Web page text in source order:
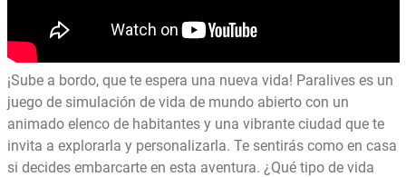
¡Sube a bordo, que te espera una nueva vida! Paralives es un
juego de simulación de vida de mundo abierto con un
animado elenco de habitantes y una vibrante ciudad que te
invita a explorarla y personalizarla. Te sentirás como en casa
si decides embarcarte en esta aventura. ¿Qué tipo de vida